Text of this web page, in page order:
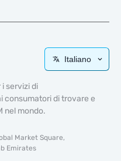
Italiano
servizi di
consumatori di trovare e
nel mondo.
Market Square,
Emirates